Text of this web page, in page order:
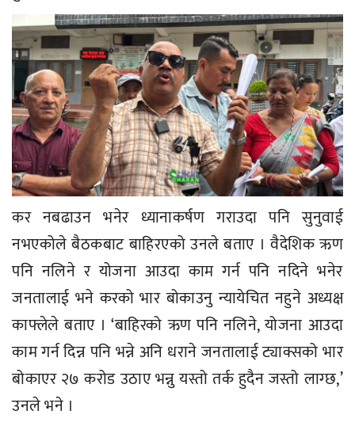
कर नबढाउन भनेर ध्यानाकर्षण गराउदा पनि सुनुवाई
नभएकोले बैठकबाट बाहिरएको उनले बताए । वैदेशिक ऋण
पनि नलिने र योजना आउदा काम गर्न पनि नदिने भनेर
जनतालाई भने करको भार बोकाउनु न्यायेचित नहुने अध्यक्ष
काफ्लेले बताए । ‘बाहिरको ऋण पनि नलिने, योजना आउदा
काम गर्न दिन्न पनि भन्ने अनि धराने जनतालाई ट्याक्सको भार
बोकाएर २७ करोड उठाए भन्नु यस्तो तर्क हुदैन जस्तो लाग्छ,’
उनले भने ।